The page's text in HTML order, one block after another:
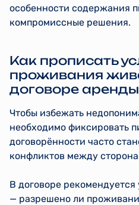
особенности содержания
компромиссные решения.
Как прописать
проживания
договоре аренды
Чтобы избежать
необходимо фиксировать
договорённости часто
конфликтов между
В договоре рекомендуется
— разрешено ли